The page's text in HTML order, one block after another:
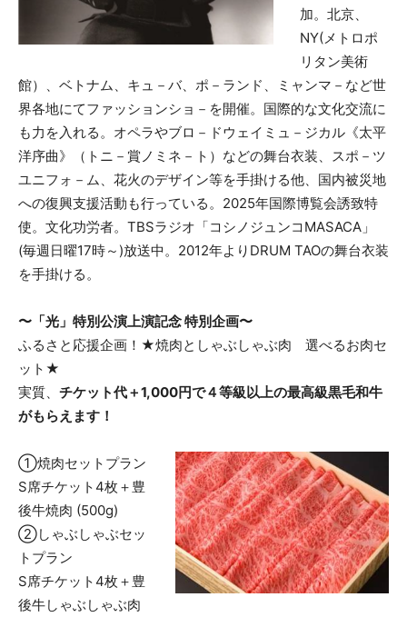
加。北京、
NY(メトロポ
リタン美術
館）、ベトナム、キュ－バ、ポ－ランド、ミャンマ－など世
界各地にてファッションショ－を開催。国際的な文化交流に
も力を入れる。オペラやブロ－ドウェイミュ－ジカル《太平
洋序曲》（トニ－賞ノミネ－ト）などの舞台衣装、スポ－ツ
ユニフォ－ム、花火のデザイン等を手掛ける他、国内被災地
への復興支援活動も行っている。2025年国際博覧会誘致特
使。文化功労者。TBSラジオ「コシノジュンコMASACA」
(毎週日曜17時～)放送中。2012年よりDRUM TAOの舞台衣装
を手掛ける。
〜「光」特別公演上演記念特別企画〜
ふるさと応援企画！★焼肉としゃぶしゃぶ肉 選べるお肉セ
ット★
実質、 チケット代＋1,000円で４等級以上の最高級黒毛和牛
がもらえ ます ！
①焼肉セットプラン
S席チケット4枚＋豊
後牛焼肉 (500g)
②しゃぶしゃぶセッ
トプラン
S席チケット4枚＋豊
後牛しゃぶしゃぶ肉